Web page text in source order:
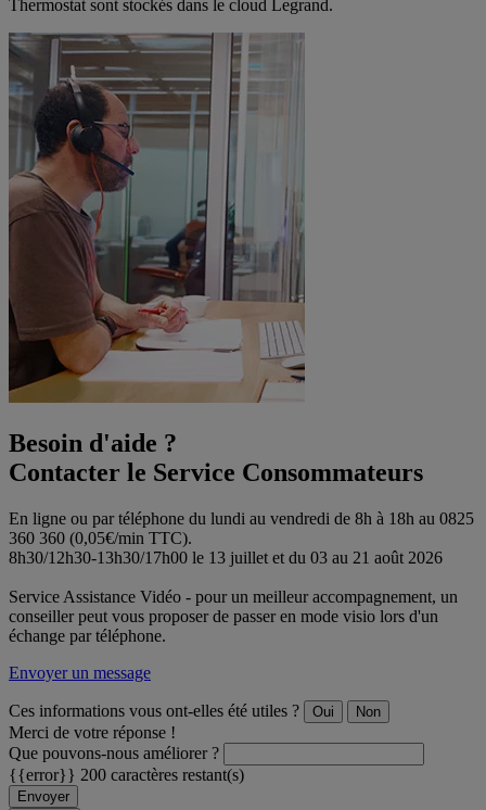
Thermostat sont stockés dans le cloud Legrand.
Besoin d'aide ?
Contacter le Service Consommateurs
En ligne ou par téléphone du lundi au vendredi de 8h à 18h au 0825
360 360 (0,05€/min TTC).
8h30/12h30-13h30/17h00 le 13 juillet et du 03 au 21 août 2026
Service Assistance Vidéo - pour un meilleur accompagnement, un
conseiller peut vous proposer de passer en mode visio lors d'un
échange par téléphone.
Envoyer un message
Ces informations vous ont-elles été utiles ? Oui Non
Merci de votre réponse !
Que pouvons-nous améliorer ?
{{error}} 200 caractères restant(s)
Envoyer